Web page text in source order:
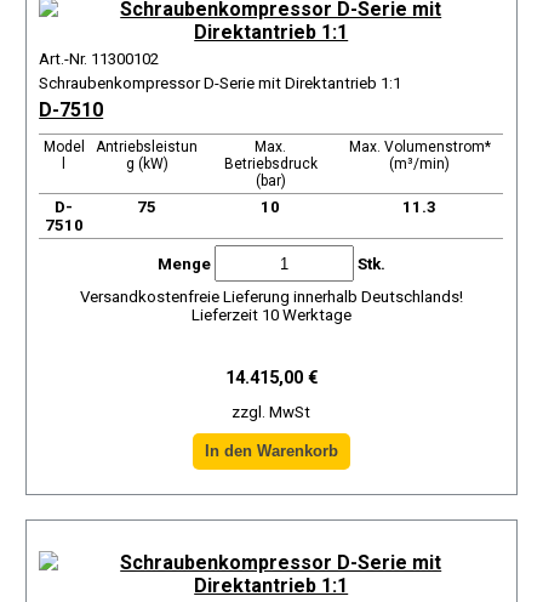
Art.-Nr. 11300102
Schraubenkompressor D-Serie mit Direktantrieb 1:1
D-7510
Model
Antriebsleistun
g (kW)
Max.
Betriebsdruck
(bar)
Max. Volumenstrom*
(m³/min)
D-
7510
75 10 11.3
Menge
Stk.
Versandkostenfreie Lieferung innerhalb Deutschlands!
Lieferzeit 10 Werktage
14.415,00 €
zzgl. MwSt